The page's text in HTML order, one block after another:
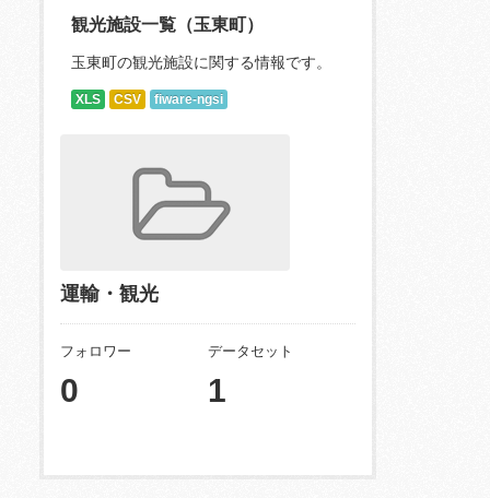
観光施設一覧（玉東町）
玉東町の観光施設に関する情報です。
XLS CSV fiware-ngsi
運輸・観光
フォロワー
0
データセット
1